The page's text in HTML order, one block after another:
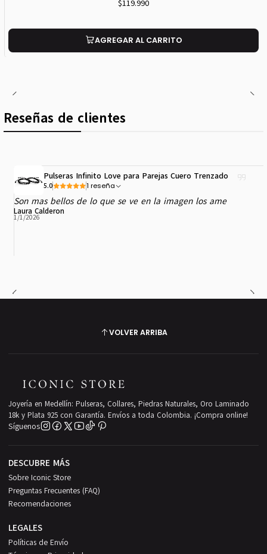
$119.990
AGREGAR AL CARRITO
Reseñas de clientes
Pulseras Infinito Love para Parejas Cuero Trenzado
5.0 1 reseña
Son mas bellos de lo que se ve en la imagen los ame
Laura Calderon
1/1/2026
VOLVER ARRIBA
Joyería en Medellín: Pulseras, Collares, Piedras Naturales, Oro Laminado
18k y Plata 925 con Garantía. Envíos a toda Colombia. ¡Compra online!
Síguenos
DESCUBRE MÁS
Sobre Iconic Store
Preguntas Frecuentes (FAQ)
Recomendaciones
LEGALES
Políticas de Envío